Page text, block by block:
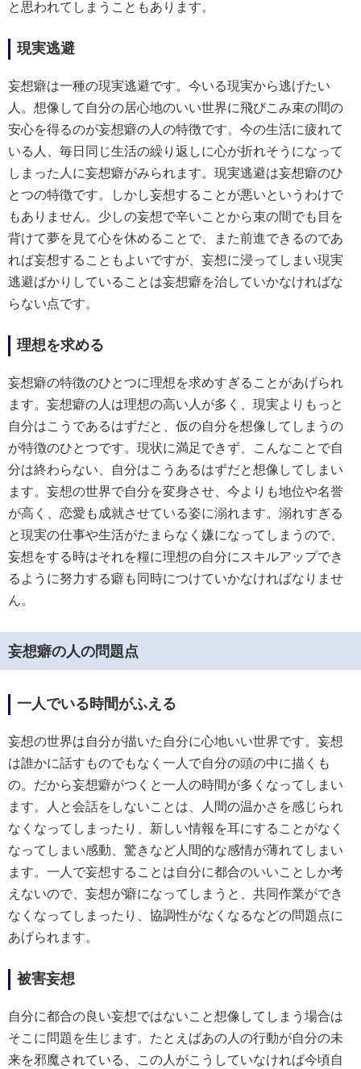
と思われてしまうこともあります。
現実逃避
妄想癖は一種の現実逃避です。今いる現実から逃げたい
人。想像して自分の居心地のいい世界に飛びこみ束の間の
安心を得るのが妄想癖の人の特徴です。今の生活に疲れて
いる人、毎日同じ生活の繰り返しに心が折れそうになって
しまった人に妄想癖がみられます。現実逃避は妄想癖のひ
とつの特徴です。しかし妄想することが悪いというわけで
もありません。少しの妄想で辛いことから束の間でも目を
背けて夢を見て心を休めることで、また前進できるのであ
れば妄想することもよいですが、妄想に浸ってしまい現実
逃避ばかりしていることは妄想癖を治していかなければな
らない点です。
理想を求める
妄想癖の特徴のひとつに理想を求めすぎることがあげられ
ます。妄想癖の人は理想の高い人が多く、現実よりもっと
自分はこうであるはずだと、仮の自分を想像してしまうの
が特徴のひとつです。現状に満足できず、こんなことで自
分は終わらない、自分はこうあるはずだと想像してしまい
ます。妄想の世界で自分を変身させ、今よりも地位や名誉
が高く、恋愛も成就させている姿に溺れます。溺れすぎる
と現実の仕事や生活がたまらなく嫌になってしまうので、
妄想をする時はそれを糧に理想の自分にスキルアップでき
るように努力する癖も同時につけていかなければなりませ
ん。
妄想癖の人の問題点
一人でいる時間がふえる
妄想の世界は自分が描いた自分に心地いい世界です。妄想
は誰かに話すものでもなく一人で自分の頭の中に描くも
の。だから妄想癖がつくと一人の時間が多くなってしまい
ます。人と会話をしないことは、人間の温かさを感じられ
なくなってしまったり、新しい情報を耳にすることがなく
なってしまい感動、驚きなど人間的な感情が薄れてしまい
ます。一人で妄想することは自分に都合のいいことしか考
えないので、妄想が癖になってしまうと、共同作業ができ
なくなってしまったり、協調性がなくなるなどの問題点に
あげられます。
被害妄想
自分に都合の良い妄想ではないこと想像してしまう場合は
そこに問題を生じます。たとえばあの人の行動が自分の未
来を邪魔されている、この人がこうしていなければ今頃自